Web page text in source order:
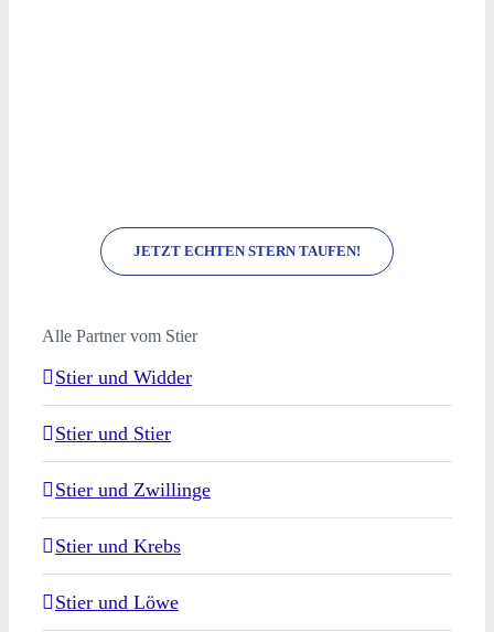
JETZT ECHTEN STERN TAUFEN!
Alle Partner vom Stier
Stier und Widder
Stier und Stier
Stier und Zwillinge
Stier und Krebs
Stier und Löwe